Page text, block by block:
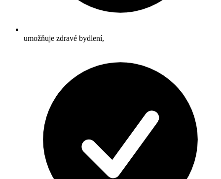
umožňuje zdravé bydlení,